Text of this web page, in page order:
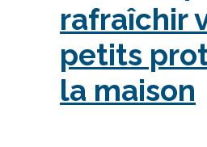
rafraîchir
petits
la maison